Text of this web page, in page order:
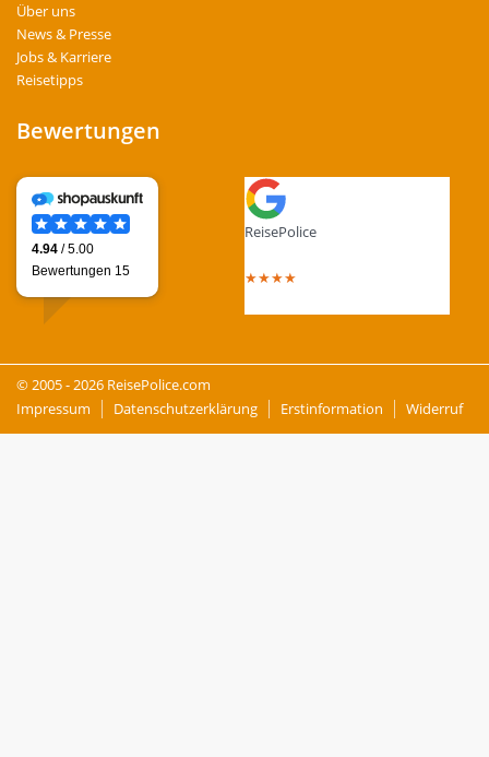
Über uns
News & Presse
Jobs & Karriere
Reisetipps
Bewertungen
ReisePolice
★★★★
© 2005 - 2026 ReisePolice.com
Impressum
Datenschutzerklärung Erstinformation Widerruf